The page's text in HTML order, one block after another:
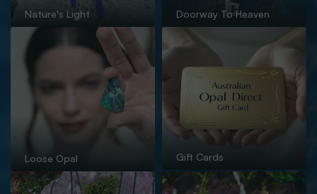
Nature's Light Doorway To Heaven
Loose Opal Gift Cards